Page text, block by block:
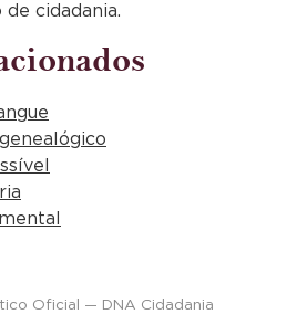
cidadania.
Oficial — DNA Cidadania